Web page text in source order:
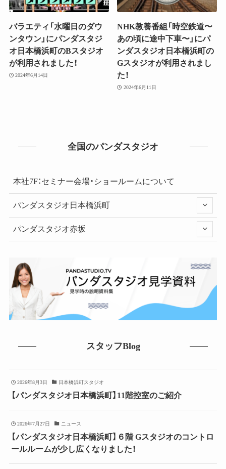
バラエティ「水曜日のダウ
ンタウン」にパンダスタジ
オ日本橋浜町のBスタジオ
が利用されました！
2024年6月14日
NHK教養番組「時空鉄道〜
あの頃に途中下車〜」にパ
ンダスタジオ日本橋浜町の
Gスタジオが利用されまし
た！
2024年6月11日
全国のパンダスタジオ
本社7F：セミナー会場・ショールームについて
パンダスタジオ日本橋浜町
パンダスタジオ赤坂
スタッフBlog
2026年8月3日 日本橋浜町スタジオ
【パンダスタジオ日本橋浜町】11階控室のご紹介
2026年7月27日 ニュース
【パンダスタジオ日本橋浜町】６階 Gスタジオのコントロ
ールルームが少し広くなりました！